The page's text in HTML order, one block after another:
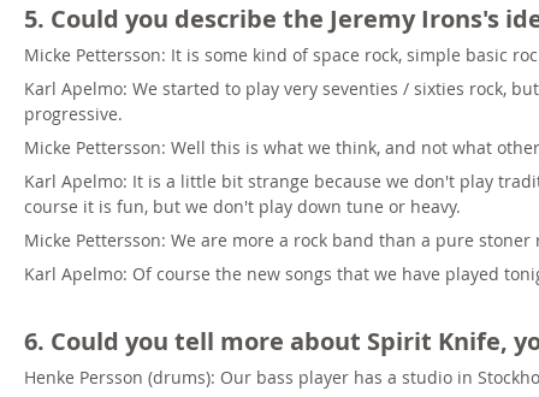
5. Could you describe the Jeremy Irons's
Micke Pettersson: It is some kind of space rock, simple basic
Karl Apelmo: We started to play very seventies / sixties rock,
progressive.
Micke Pettersson: Well this is what we think, and not what
Karl Apelmo: It is a little bit strange because we don't play
course it is fun, but we don't play down tune or heavy.
Micke Pettersson: We are more a rock band than a pure stoner
Karl Apelmo: Of course the new songs that we have played
6. Could you tell more about Spirit Knife,
Henke Persson (drums): Our bass player has a studio in